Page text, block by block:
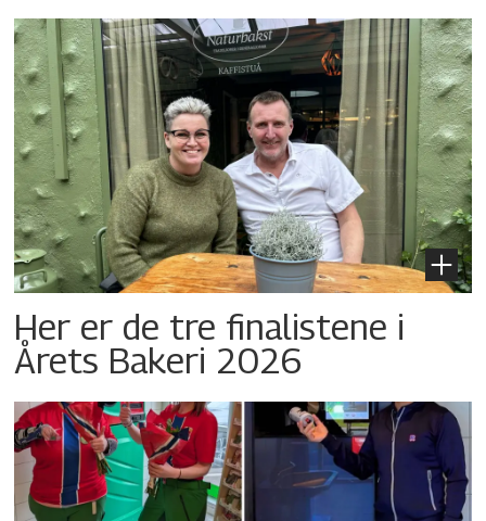
Her er de tre finalistene i
Årets Bakeri 2026